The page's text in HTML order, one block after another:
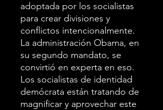
adoptada por los socialistas
para crear divisiones y
conflictos intencionalmente.
La administración Obama, en
su segundo mandato, se
convirtió en experta en eso.
Los socialistas de identidad
demócrata están tratando de
magnificar y aprovechar este